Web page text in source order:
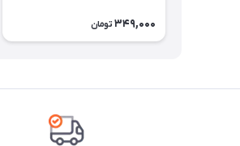
349,000 تومان